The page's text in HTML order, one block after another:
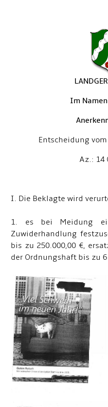
Im
Entscheidung
Az.: 14
I. Die Beklagte wird
1. es bei Meidung
Zuwiderhandlung
bis zu 250.000,00 €,
der Ordnungshaft bis zu